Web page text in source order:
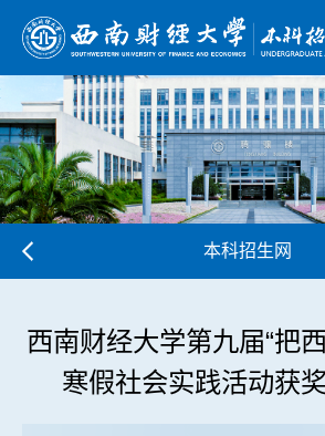
本科招生网
西南财经大学第九届“把
寒假社会实践活动获